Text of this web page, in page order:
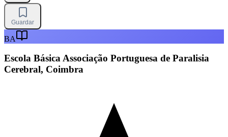
Guardar
BA
Escola Básica Associação Portuguesa de Paralisia
Cerebral, Coimbra